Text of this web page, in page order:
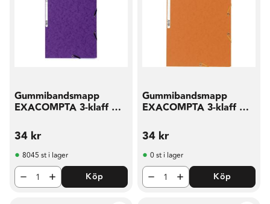
Gummibandsmapp
EXACOMPTA 3-klaff A4
34 kr
8045 st i lager
Köp
Gummibandsmapp
EXACOMPTA 3-klaff A4
34 kr
0 st i lager
Köp